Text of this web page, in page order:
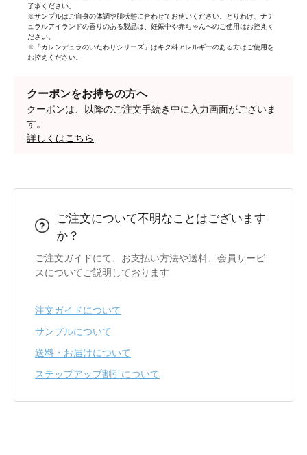
了承ください。
※サンプルはご自身の体調や肌状態に合わせてお使いください。とりわけ、ナチ
ュラルアイランドの香りのある製品は、妊娠中や赤ちゃんへのご使用はお控えく
ださい。
※「カレンデュラのいたわりシリーズ」はキク科アレルギーのある方はご使用を
お控えください。
クーポンをお持ちの方へ
クーポンは、以降のご注文手続き中に入力画面がございま
す。
詳しくはこちら
ご注文について不明なことはございます
か？
ご注文ガイドにて、お支払い方法や送料、会員サービ
スについてご説明しております
注文ガイドについて
サンプルについて
送料・お届けについて
ステップアップ割引について